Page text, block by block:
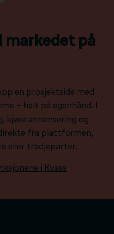
markedet på
en prosjektside med
– helt på egenhånd. I
kjøre annonsering og
fra plattformen,
eller tredjeparter.
i Kvass